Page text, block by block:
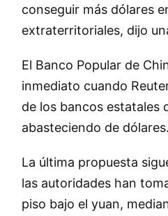
conseguir más dólares
extraterritoriales, dijo
El Banco Popular de
inmediato cuando
de los bancos estatales
abasteciendo de dólares.
La última propuesta
las autoridades han
piso bajo el yuan,